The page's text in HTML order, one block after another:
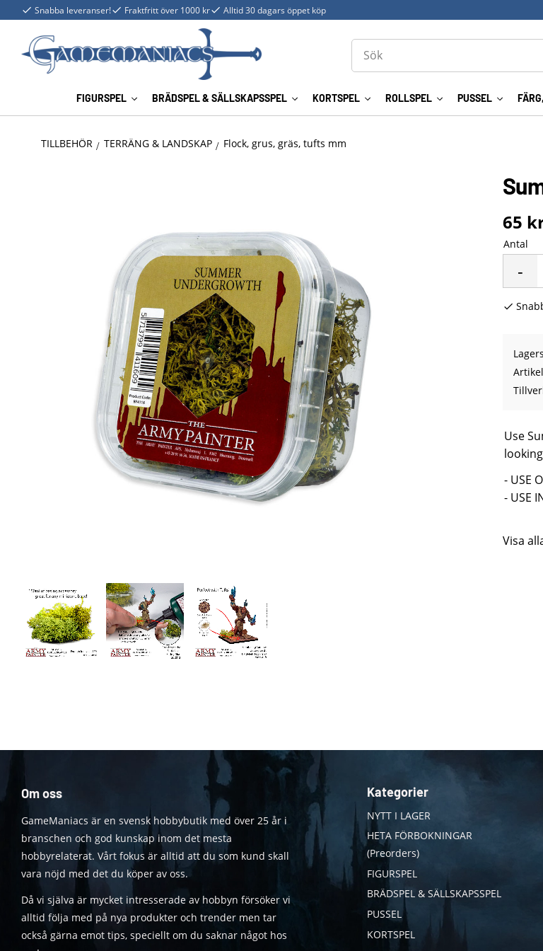
Snabba leveranser! Fraktfritt över 1000 kr Alltid 30 dagars öppet köp
FIGURSPEL BRÄDSPEL & SÄLLSKAPSSPEL KORTSPEL ROLLSPEL PUSSEL
TILLBEHÖR TERRÄNG & LANDSKAP Flock, grus, gräs, tufts mm
65
Antal
-
Use
- USE
- USE
Visa
Om oss
GameManiacs är en svensk hobbybutik med över 25 år i
branschen och god kunskap inom det mesta
hobbyrelaterat. Vårt fokus är alltid att du som kund skall
vara nöjd med det du köper av oss.
Då vi själva är mycket intresserade av hobbyn försöker vi
alltid följa med på nya produkter och trender men tar
också gärna emot tips, speciellt om du saknar något hos
Kategorier
NYTT I LAGER
HETA FÖRBOKNINGAR
(Preorders)
FIGURSPEL
BRÄDSPEL & SÄLLSKAPSSPEL
PUSSEL
KORTSPEL